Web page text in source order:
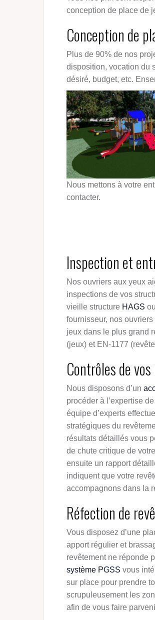
conception de place de
Conception de
Plus de 90% de nos
disposition, vocation du
désiré, budget, etc.
Nous mettons à votre
contacter.
Inspection et
Nos ouvriers aux yeux
inspections de vos
vieille structure HAGS
fournisseur, nos
jeux dans le plus grand
(jeux) et EN-1177
Contrôles de
Nous disposons d’un
procéder à l’expertise
équipe d’experts
stratégiques du
résultats détaillés vous
de chute critique de
ensuite un rapport
indiquent que votre
accompagnons dans la
Réfection de
Vous disposez d’une
apport régulier et
revêtement ne réponde
système PGSS vous
sur place pour prendre
scrupuleusement les
afin de vous faire